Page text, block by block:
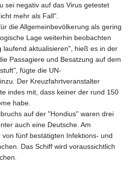
HNL 26.799903
HRK 6.5335
HTG 130.738004
HUF 315.983502
ILS 3.00202
IMP 0.743241
IQD 1309.80882
IRR
1374849.999605
ISK 123.620252
sei negativ auf das Virus getestet
mehr als Fall".
die Allgemeinbevölkerung als gering
Lage weiterhin beobachten
laufend aktualisieren", hieß es in der
Passagiere und Besatzung auf dem
fügte die UN-
Der Kreuzfahrtveranstalter
indes mit, dass keiner der rund 150
habe.
auf der "Hondius" waren drei
auch eine Deutsche. Am
fünf bestätigten Infektions- und
Das Schiff wird voraussichtlich